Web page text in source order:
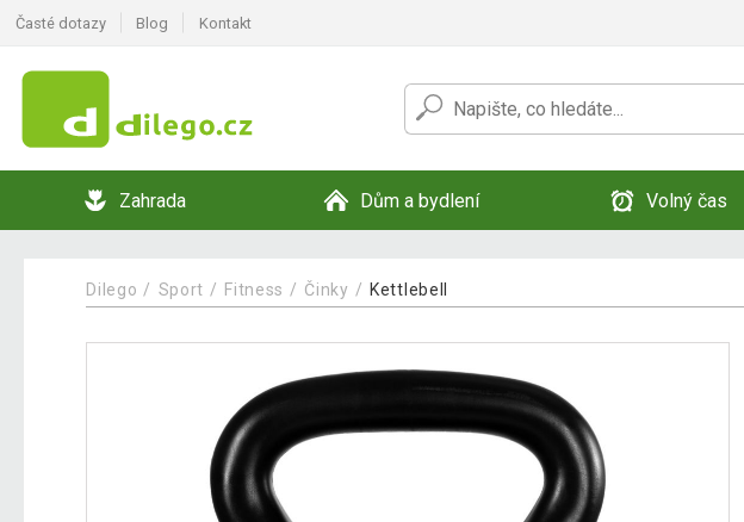
Časté dotazy Blog Kontakt
Zahrada Dům a bydlení Volný čas
Dilego Sport Fitness Činky Kettlebell